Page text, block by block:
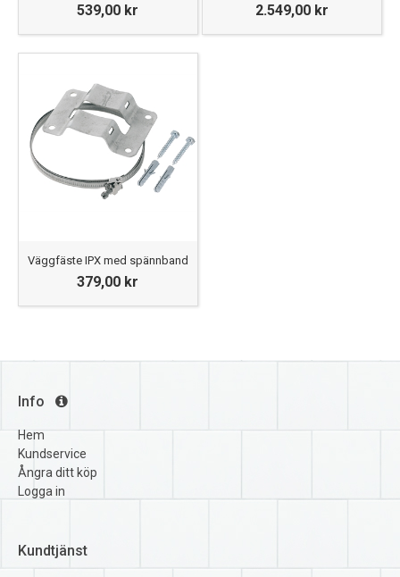
539,00 kr 2.549,00 kr
Väggfäste IPX med spännband
379,00 kr
Info
Hem
Kundservice
Ångra ditt köp
Logga in
Kundtjänst